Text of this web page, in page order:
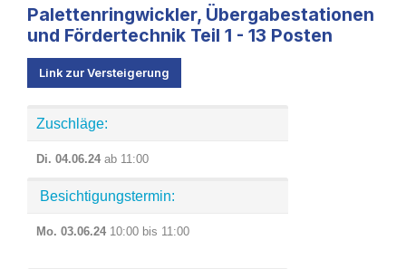
Palettenringwickler, Übergabestationen
und Fördertechnik Teil 1 - 13 Posten
Link zur Versteigerung
Zuschläge:
Di. 04.06.24 ab 11:00
Besichtigungstermin:
Mo. 03.06.24 10:00 bis 11:00